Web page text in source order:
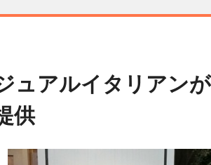
ュアルイタリアン
供